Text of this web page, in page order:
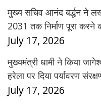
मुख्य सचिव आनंद बर्द्धन ने
2031 तक निर्माण पूरा करने
July 17, 2026
मुख्यमंत्री धामी ने किया
हरेला पर दिया पर्यावरण
July 17, 2026